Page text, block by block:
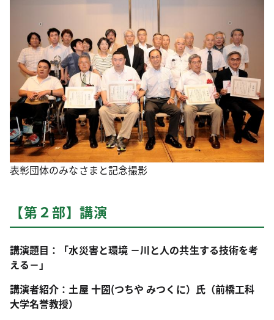
表彰団体のみなさまと記念撮影
【第２部】講演
講演題目：「水災害と環境 －川と人の共生する技術を考
える－」
講演者紹介：土屋 十圀(つちや みつくに）氏（前橋工科
大学名誉教授）